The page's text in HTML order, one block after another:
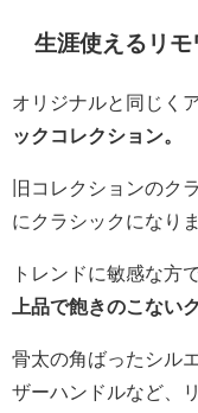
生涯使えるリ
オリジナルと同じく
ックコレクション。
旧コレクションのク
にクラシックになり
トレンドに敏感な方
上品で飽きのこない
骨太の角ばったシル
ザーハンドルなど、